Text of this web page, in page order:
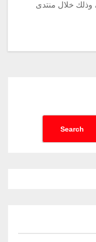
وذلك خلال منتدى
Search